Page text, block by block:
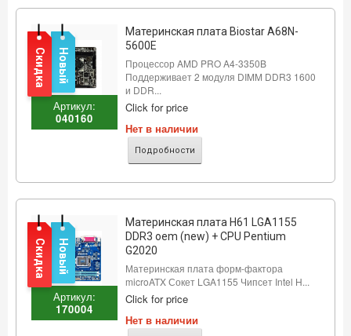
Артикул:
040160
Материнcкая плата Biostar A68N-
5600E
Процессор AMD PRO A4-3350B
Поддерживает 2 модуля DIMM DDR3 1600
и DDR...
Click for price
Нет в наличии
Подробности
Новый
Скидка
Артикул:
170004
Материнская плата H61 LGA1155
DDR3 oem (new) + CPU Pentium
G2020
Материнская плата форм-фактора
microATX Сокет LGA1155 Чипсет Intel H...
Click for price
Нет в наличии
Новый
Скидка